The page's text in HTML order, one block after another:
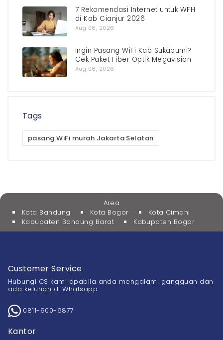
7 Rekomendasi Internet untuk WFH
di Kab Cianjur 2026
Aug 06, 2026
Ingin Pasang WiFi Kab Sukabumi?
Cek Paket Fiber Optik Megavision
Aug 06, 2026
Tags
pasang WiFi murah Jakarta Selatan
Area
Kota Bandung
Kota Bogor
Kota Cimahi
Kabupaten Bandung Barat
Kabupaten Bogor
Customer Service
Hubungi CS kami apabila anda mengalami gangguan dan
ada keluhan di Whatsapp
0811-900-6877
Kantor